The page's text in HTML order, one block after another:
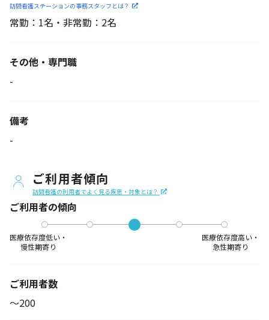
訪問看護ステーションの事務スタッフとは？
常勤：1名・非常勤：2名
その他・専門職
-
備考
-
ご利用者傾向
訪問看護の利用者でよく見る疾患・対象とは？
ご利用者の傾向
医療依存度低い・
慢性期寄り
医療依存度高い・
急性期寄り
ご利用者数
〜200